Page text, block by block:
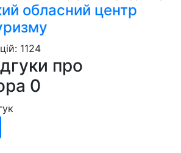
обласний центр
1124
про
0